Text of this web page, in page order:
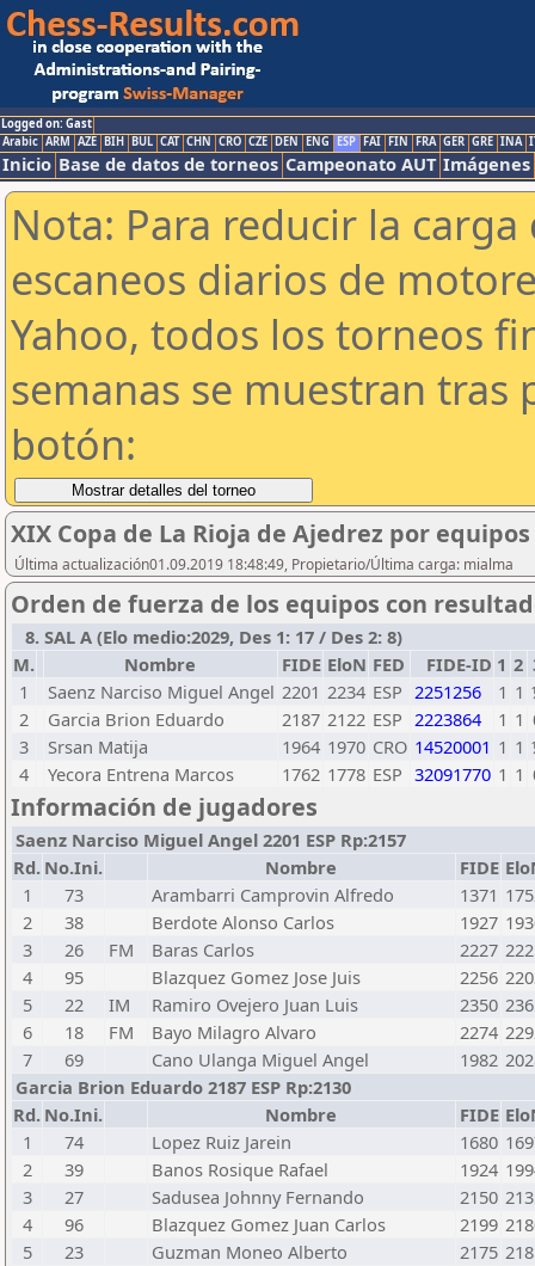
Logged on: Gast
Arabic ARM AZE BIH BUL CAT CHN CRO CZE DEN ENG ESP FAI FIN FRA GER GRE INA
Inicio Base de datos de torneos Campeonato AUT Imágenes
Nota: Para reducir la
escaneos diarios de
Yahoo, todos los torneos
semanas se muestran tras
botón:
XIX Copa de La Rioja de Ajedrez por equipos
Última actualización01.09.2019 18:48:49, Propietario/Última carga: mialma
Orden de fuerza de los equipos con
8. SAL A (Elo medio:2029, Des 1: 17 / Des 2: 8)
M.
Nombre FIDE EloN FED FIDE-ID 1 2
1
Saenz Narciso Miguel Angel 2201 2234 ESP 2251256 1 1
2
Garcia Brion Eduardo 2187 2122 ESP 2223864 1 1
3
Srsan Matija 1964 1970 CRO 14520001 1 1
4
Yecora Entrena Marcos 1762 1778 ESP 32091770 1 1
Información de jugadores
Saenz Narciso Miguel Angel 2201 ESP Rp:2157
Rd. No.Ini. Nombre FIDE
1
73 Arambarri Camprovin Alfredo 1371
2
38 Berdote Alonso Carlos 1927
3
26 FM Baras Carlos 2227
4
95 Blazquez Gomez Jose Juis 2256
5
22 IM Ramiro Ovejero Juan Luis 2350
6
18 FM Bayo Milagro Alvaro 2274
7
69 Cano Ulanga Miguel Angel 1982
Garcia Brion Eduardo 2187 ESP Rp:2130
Rd. No.Ini. Nombre FIDE
1
74 Lopez Ruiz Jarein 1680
2
39 Banos Rosique Rafael 1924
3
27 Sadusea Johnny Fernando 2150
4
96 Blazquez Gomez Juan Carlos 2199
5
23 Guzman Moneo Alberto 2175